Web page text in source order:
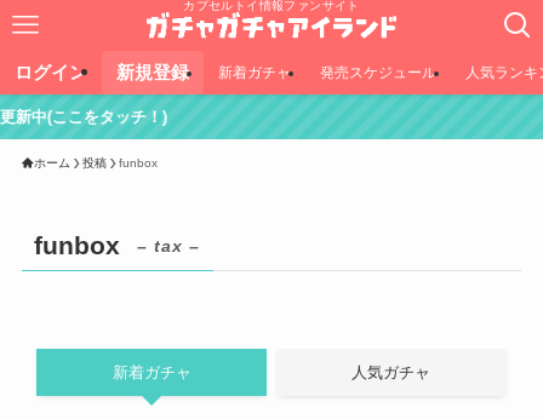
カプセルトイ情報ファンサイト
ログイン 新規登録 新着ガチャ 発売スケジュール 人気ランキ
チ！)
ホーム 投稿 funbox
funbox – tax –
新着ガチャ 人気ガチャ